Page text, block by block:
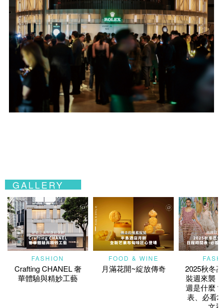
GALLERY
FASHION
Crafting CHANEL 奢
華體驗與精妙工藝
FOOD & WINE
月滿花開~綻放傳奇
2025秋冬
裝週來襲
週是什麼
表、必看